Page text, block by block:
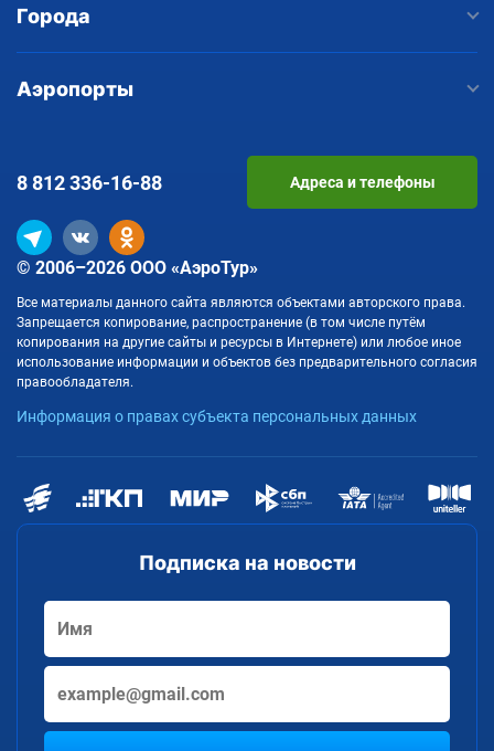
Города
Аэропорты
Подписка на новости
© 2006–2026 ООО «АэроТур»
Все материалы данного сайта являются объектами авторского права.
Запрещается копирование, распространение (в том числе путём
копирования на другие сайты и ресурсы в Интернете) или любое иное
использование информации и объектов без предварительного согласия
правообладателя.
Информация о правах субъекта персональных данных
8 812336-16-88 Адреса и телефоны